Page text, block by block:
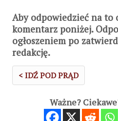
Aby odpowiedzieć na to
komentarz poniżej.
ogłoszeniem po
redakcję.
< IDŹ POD PRĄD
Ważne?